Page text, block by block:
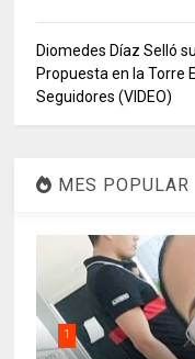
Diomedes Díaz Selló
Propuesta en la Torre
Seguidores (VIDEO)
MES POPULAR
1